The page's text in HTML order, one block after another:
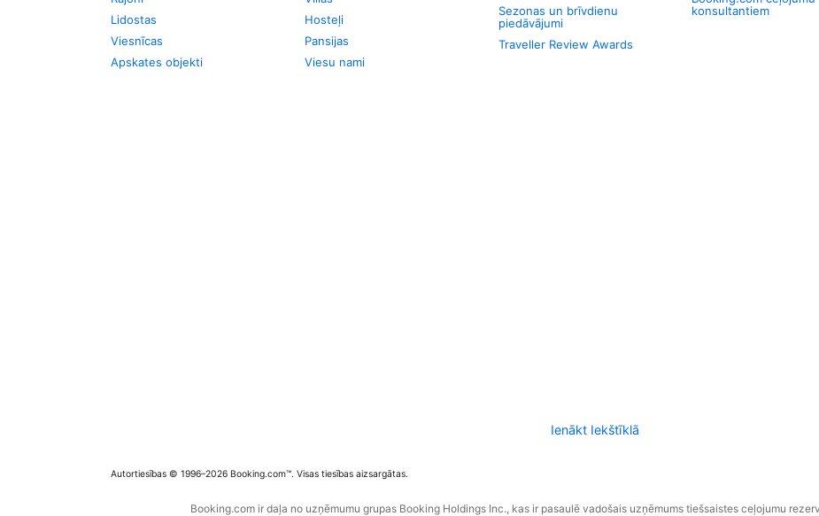
Lidostas
Viesnīcas
Apskates objekti
Hosteļi
Pansijas
Viesu nami
Sezonas un brīvdienu
piedāvājumi
Traveller Review Awards
konsultantiem
Ienākt Iekštīklā
Autortiesības © 1996–2026 Booking.com™. Visas tiesības aizsargātas.
Booking.com ir daļa no uzņēmumu grupas Booking Holdings Inc., kas ir pasaulē vadošais uzņēmums tiešsaistes ceļojumu